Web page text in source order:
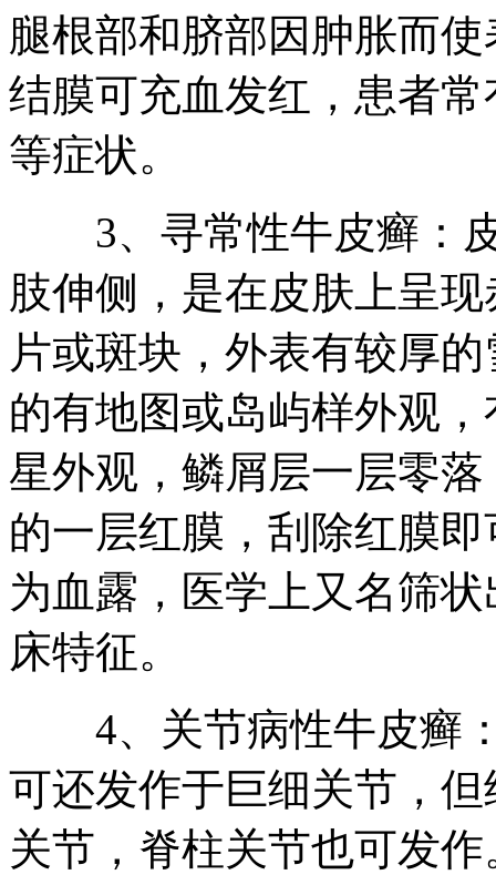
腿根部和脐部因肿胀而
结膜可充血发红，患者
等症状。
3、寻常性牛皮癣：皮
肢伸侧，是在皮肤上呈
片或斑块，外表有较厚
的有地图或岛屿样外观
星外观，鳞屑层一层零
的一层红膜，刮除红膜
为血露，医学上又名筛
床特征。
4、关节病性牛皮癣：
可还发作于巨细关节，
关节，脊柱关节也可发